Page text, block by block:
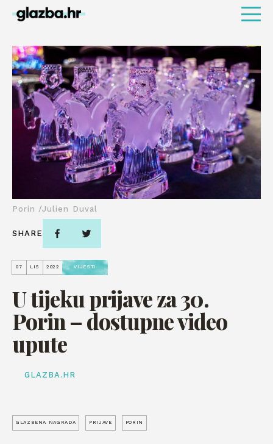
07 LIS 2022 VIJESTI
U tijeku prijave za 30.
Porin – dostupne video
upute
GLAZBA.HR
Porin /Julien Duval
SHARE
GLAZBENA NAGRADA PRIJAVE PORIN